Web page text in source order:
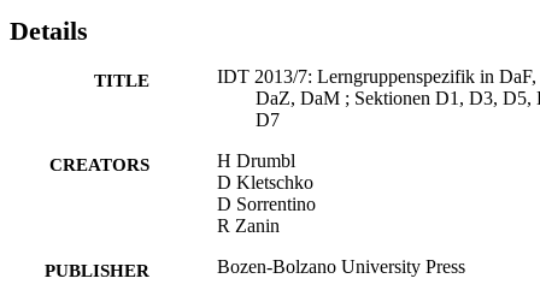
Details
TITLE
IDT 2013/7: Lerngruppenspezifik in DaF,
DaZ, DaM ; Sektionen D1, D3, D5,
D7
CREATORS
H Drumbl
D Kletschko
D Sorrentino
R Zanin
PUBLISHER Bozen-Bolzano University Press